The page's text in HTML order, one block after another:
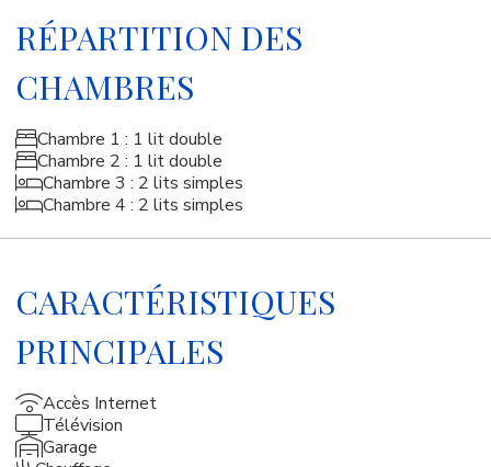
RÉPARTITION DES
CHAMBRES
Chambre 1 : 1 lit double
Chambre 2 : 1 lit double
Chambre 3 : 2 lits simples
Chambre 4 : 2 lits simples
CARACTÉRISTIQUES
PRINCIPALES
Accès Internet
Télévision
Garage